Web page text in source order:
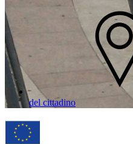
del cittadino